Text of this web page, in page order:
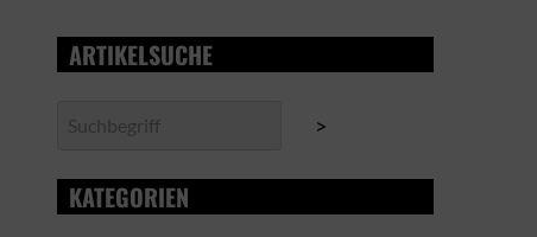
ARTIKELSUCHE
>
KATEGORIEN